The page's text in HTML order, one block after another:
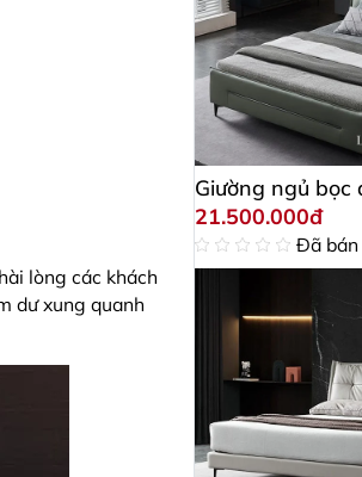
lòng các khách
dư xung quanh
Giường ngủ bọc
21.500.000đ
Đã bán